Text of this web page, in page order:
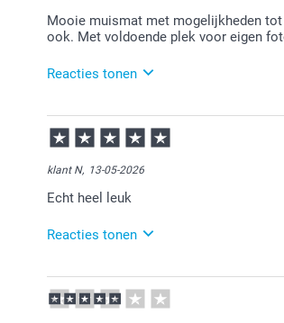
Mooie muismat met mogelijkheden
ook. Met voldoende plek voor eigen
Reacties tonen
30-06-2026
12:14
Veel plezier van je bestelling!
klant N, 13-05-2026
Echt heel leuk
Reacties tonen
15-05-2026
13:43
Bedankt voor je review. Heel